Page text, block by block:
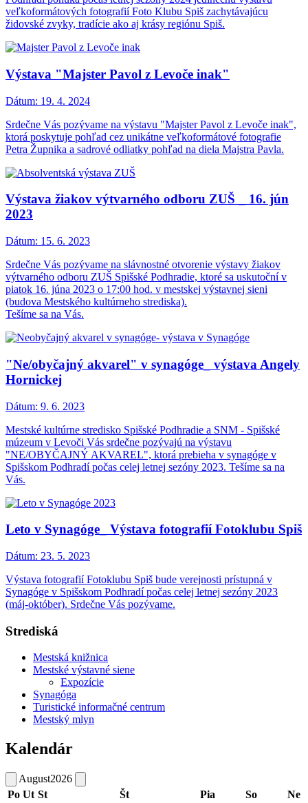
veľkoformátových fotografií Foto Klubu Spiš zachytávajúcu
židovské zvyky, tradície ako aj krásy regiónu Spiš.
Výstava "Majster Pavol z Levoče inak"
Dátum: 19. 4. 2024
Srdečne Vás pozývame na výstavu "Majster Pavol z Levoče inak",
ktorá poskytuje pohľad cez unikátne veľkoformátové fotografie
Petra Župnika a sadrové odliatky pohľad na diela Majstra Pavla.
Výstava žiakov výtvarného odboru ZUŠ _ 16. jún
2023
Dátum: 15. 6. 2023
Srdečne Vás pozývame na slávnostné otvorenie výstavy žiakov
výtvarného odboru ZUŠ Spišské Podhradie, ktoré sa uskutoční v
piatok 16. júna 2023 o 17:00 hod. v mestskej výstavnej sieni
(budova Mestského kultúrneho strediska).
Tešíme sa na Vás.
"Ne/obyčajný akvarel" v synagóge_ výstava Angely
Hornickej
Dátum: 9. 6. 2023
Mestské kultúrne stredisko Spišské Podhradie a SNM - Spišské
múzeum v Levoči Vás srdečne pozývajú na výstavu
"NE/OBYČAJNÝ AKVAREL", ktorá prebieha v synagóge v
Spišskom Podhradí počas celej letnej sezóny 2023. Tešíme sa na
Vás.
Leto v Synagóge_ Výstava fotografií Fotoklubu Spiš
Dátum: 23. 5. 2023
Výstava fotografií Fotoklubu Spiš bude verejnosti prístupná v
Synagóge v Spišskom Podhradí počas celej letnej sezóny 2023
(máj-október). Srdečne Vás pozývame.
Strediská
Mestská knižnica
Mestské výstavné siene
Expozície
Synagóga
Turistické informačné centrum
Mestský mlyn
Kalendár
August2026
Po Ut St Št Pia So Ne